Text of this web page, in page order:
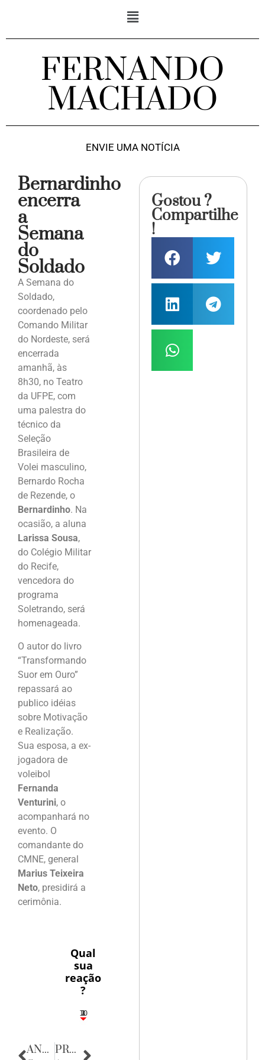
FERNANDO
MACHADO
ENVIE UMA NOTÍCIA
Bernardinho
encerra
a
Semana
do
Soldado
A Semana do
Soldado,
coordenado pelo
Comando Militar
do Nordeste, será
encerrada
amanhã, às
8h30, no Teatro
da UFPE, com
uma palestra do
técnico da
Seleção
Brasileira de
Volei masculino,
Bernardo Rocha
de Rezende, o
Bernardinho. Na
ocasião, a aluna
Larissa Sousa,
do Colégio Militar
do Recife,
vencedora do
programa
Soletrando, será
homenageada.
O autor do livro
“Transformando
Suor em Ouro”
repassará ao
publico idéias
sobre Motivação
e Realização.
Sua esposa, a ex-
jogadora de
voleibol
Fernanda
Venturini, o
acompanhará no
evento. O
comandante do
CMNE, general
Marius Teixeira
Neto, presidirá a
cerimônia.
Qual
sua
reação
?
3
1
1
2
10
ANTERIOR PRÓXIMA
Gostou ?
Compartilhe
!